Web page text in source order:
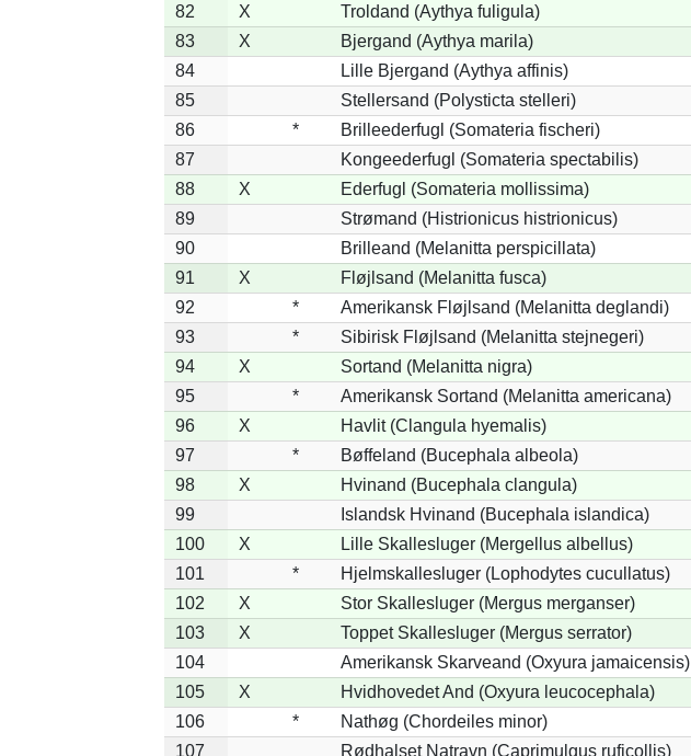
82
X
Troldand (Aythya fuligula)
83
X
Bjergand (Aythya marila)
84
Lille Bjergand (Aythya affinis)
85
Stellersand (Polysticta stelleri)
86
*
Brilleederfugl (Somateria fischeri)
87
Kongeederfugl (Somateria spectabilis)
88
X
Ederfugl (Somateria mollissima)
89
Strømand (Histrionicus histrionicus)
90
Brilleand (Melanitta perspicillata)
91
X
Fløjlsand (Melanitta fusca)
92
*
Amerikansk Fløjlsand (Melanitta deglandi)
93
*
Sibirisk Fløjlsand (Melanitta stejnegeri)
94
X
Sortand (Melanitta nigra)
95
*
Amerikansk Sortand (Melanitta americana)
96
X
Havlit (Clangula hyemalis)
97
*
Bøffeland (Bucephala albeola)
98
X
Hvinand (Bucephala clangula)
99
Islandsk Hvinand (Bucephala islandica)
100
X
Lille Skallesluger (Mergellus albellus)
101
*
Hjelmskallesluger (Lophodytes cucullatus)
102
X
Stor Skallesluger (Mergus merganser)
103
X
Toppet Skallesluger (Mergus serrator)
104
Amerikansk Skarveand (Oxyura jamaicensis)
105
X
Hvidhovedet And (Oxyura leucocephala)
106
*
Nathøg (Chordeiles minor)
107
Rødhalset Natravn (Caprimulgus ruficollis)